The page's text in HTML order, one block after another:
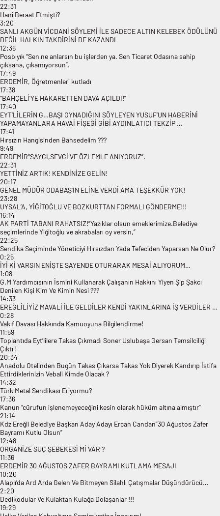
22:31
Hani Beraat Etmişti?
3:20
SANLI AKGÜN VİCDANİ SÖYLEMİ İLE SADECE ALTIN KELEBEK ÖDÜLÜNÜ
DEĞİL HALKIN TAKDİRİNİ DE KAZANDI
12:36
Posbıyık “Sen ne anlarsın bu işlerden ya. Sen Ticaret Odasına sahip
çıksana, çıkamıyorsun”.
17:49
ERDEMİR, Öğretmenleri kutladı
17:38
“BAHÇELİ’YE HAKARETTEN DAVA AÇILDI!”
17:40
EYT’LİLERİN G…BAŞI OYNADIĞINI SÖYLEYEN YUSUF’UN HABERİNİ
YAPAMAYANLARA HAVAİ FİŞEĞİ GİBİ AYDINLATICI TEKZİP …
17:41
Hırsızın Hangisinden Bahsedelim ???
9:49
ERDEMİR”SAYGI,SEVGİ VE ÖZLEMLE ANIYORUZ”.
22:31
YETTİNİZ ARTIK! KENDİNİZE GELİN!
20:17
GENEL MÜDÜR ODABAŞ’IN ELİNE VERDİ AMA TEŞEKKÜR YOK!
23:28
UYSAL’A, YİĞİTOĞLU VE BOZKURTTAN FORMALI GÖNDERME!!!
16:14
AK PARTİ TABANI RAHATSIZ!”Yazıklar olsun emeklerimize.Belediye
seçimlerinde Yiğitoğlu ve akrabaları oy versin,”
22:25
Sendika Seçiminde Yöneticiyi Hırsızdan Yada Tefeciden Yaparsan Ne Olur?
0:25
İYİ Kİ VARSIN ENİŞTE SAYENDE OTURARAK MESAİ ALIYORUM…
1:08
G.M Yardımcısının İsmini Kullanarak Çalışanın Hakkını Yiyen Şip Şakcı
Denilen Kişi Kim Ve Kimin Nesi ???
14:33
EREĞLİLİYİZ MAVALİ İLE GELDİLER KENDİ YAKINLARINA İŞ VERDİLER …
0:28
Vakıf Davası Hakkında Kamuoyuna Bilgilendirme!
11:59
Toplantıda Eyt’lilere Takas Çıkmadı Soner Uslubaşa Gersan Temsilciliği
Çıktı !
20:34
Anadolu Otelinden Bugün Takas Çıkarsa Takas Yok Diyerek Kandırıp İstifa
Ettirdiklerinizin Vebali Kimde Olacak ?
14:32
Türk Metal Sendikası Eriyormu?
17:36
Kanun “cürufun işlenemeyeceğini kesin olarak hüküm altına almıştır”
21:14
Kdz Ereğli Belediye Başkan Aday Adayı Ercan Candan”30 Ağustos Zafer
Bayramı Kutlu Olsun”
12:48
ORGANİZE SUÇ ŞEBEKESİ Mİ VAR ?
11:36
ERDEMİR 30 AĞUSTOS ZAFER BAYRAMI KUTLAMA MESAJI
10:20
Alaplı’da Ard Arda Gelen Ve Bitmeyen Silahlı Çatışmalar Düşündürücü…
2:20
Dedikodular Ve Kulaktan Kulağa Dolaşanlar !!!
19:29